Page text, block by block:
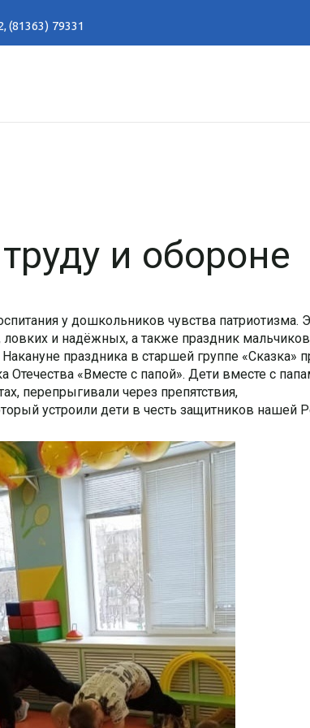
,(81363) 79331
и обороне
у дошкольников чувства патриотизма.
и надёжных, а также праздник
праздника в старшей группе «Сказка»
«Вместе с папой». Дети вместе с
перепрыгивали через препятствия,
устроили дети в честь защитников нашей